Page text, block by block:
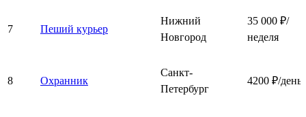
7 Пеший курьер
Нижний
Новгород
35 000 ₽/
неделя
8 Охранник
Санкт-
Петербург
4200 ₽/день